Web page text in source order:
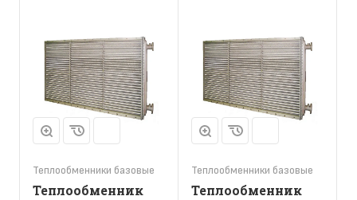
Теплообменники базовые
Теплообменник
Теплообменники базовые
Теплообменник